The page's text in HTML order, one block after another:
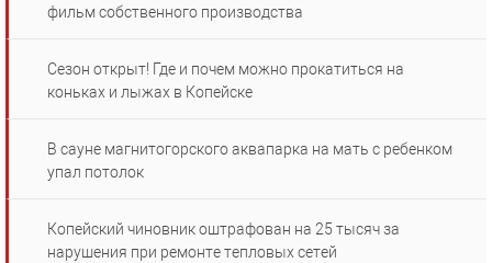
фильм собственного производства
Сезон открыт! Где и почем можно прокатиться на
коньках и лыжах в Копейске
В сауне магнитогорского аквапарка на мать с ребенком
упал потолок
Копейский чиновник оштрафован на 25 тысяч за
нарушения при ремонте тепловых сетей